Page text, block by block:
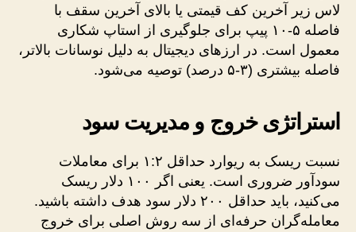
لاس زیر آخرین کف قیمتی یا بالای آخرین سقف با
فاصله ۵-۱۰ پیپ برای جلوگیری از استاپ شکاری
معمول است. در ارزهای دیجیتال به دلیل نوسانات بالاتر،
فاصله بیشتری (۳-۵ درصد) توصیه می‌شود.
استراتژی خروج و مدیریت سود
نسبت ریسک به ریوارد حداقل ۱:۲ برای معاملات
سودآور ضروری است. یعنی اگر ۱۰۰ دلار ریسک
می‌کنید، باید حداقل ۲۰۰ دلار سود هدف داشته باشید.
معامله‌گران حرفه‌ای از سه روش اصلی برای خروج